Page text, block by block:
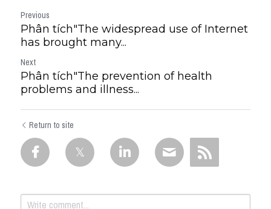
Previous
Phân tích"The widespread use of Internet
has brought many...
Next
Phân tích"The prevention of health
problems and illness...
Return to site